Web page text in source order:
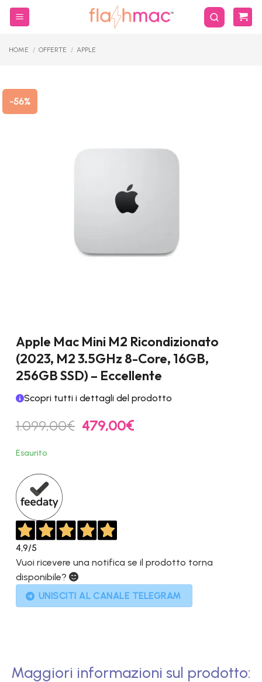
Salta
HOME / OFFERTE / APPLE
-56%
Apple Mac Mini M2 Ricondizionato
(2023, M2 3.5GHz 8-Core, 16GB,
256GB SSD) – Eccellente
Scopri tutti i dettagli del prodotto
1.099,00€ Il
prezzo
479,00€Il
Esaurito
4,9/5
Vuoi ricevere una notifica se il prodotto torna
disponibile?
UNISCITI AL CANALE TELEGRAM
Maggiori informazioni sul prodotto: